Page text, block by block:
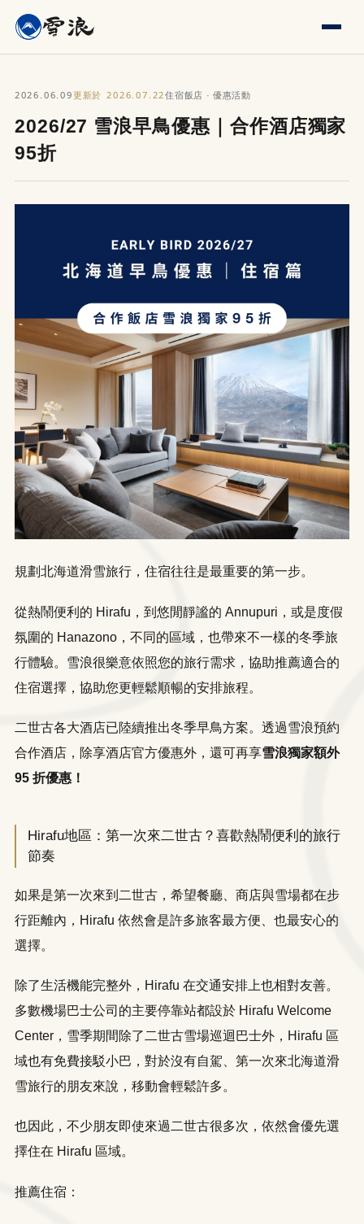
2026.06.09 更新於 2026.07.22住宿飯店 · 優惠活動
2026/27 雪浪早鳥優惠｜合作酒店獨家
95折
規劃北海道滑雪旅行，住宿往往是最重要的第一步。
從熱鬧便利的 Hirafu，到悠閒靜謐的 Annupuri，或是度假
氛圍的 Hanazono，不同的區域，也帶來不一樣的冬季旅
行體驗。雪浪很樂意依照您的旅行需求，協助推薦適合的
住宿選擇，協助您更輕鬆順暢的安排旅程。
二世古各大酒店已陸續推出冬季早鳥方案。透過雪浪預約
合作酒店，除享酒店官方優惠外，還可再享雪浪獨家額外
95 折優惠！
Hirafu地區：第一次來二世古？喜歡熱鬧便利的旅行
節奏
如果是第一次來到二世古，希望餐廳、商店與雪場都在步
行距離內，Hirafu 依然會是許多旅客最方便、也最安心的
選擇。
除了生活機能完整外，Hirafu 在交通安排上也相對友善。
多數機場巴士公司的主要停靠站都設於 Hirafu Welcome
Center，雪季期間除了二世古雪場巡迴巴士外，Hirafu 區
域也有免費接駁小巴，對於沒有自駕、第一次來北海道滑
雪旅行的朋友來說，移動會輕鬆許多。
也因此，不少朋友即使來過二世古很多次，依然會優先選
擇住在 Hirafu 區域。
推薦住宿：